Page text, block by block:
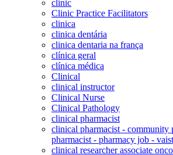
clinic
Clinic Practice Facilitators
clinica
clinica dentária
clinica dentaria na frança
clínica geral
clínica médica
Clinical
clinical instructor
Clinical Nurse
Clinical Pathology
clinical pharmacist
clinical pharmacist - community
pharmacist - pharmacy job -
clinical researcher associate